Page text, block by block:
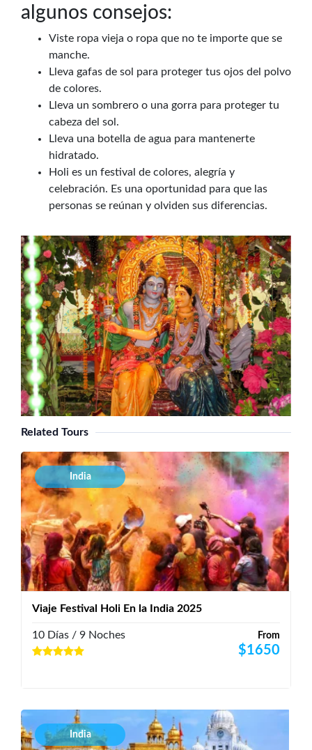
algunos consejos:
Viste ropa vieja o ropa que no te importe que se
manche.
Lleva gafas de sol para proteger tus ojos del polvo
de colores.
Lleva un sombrero o una gorra para proteger tu
cabeza del sol.
Lleva una botella de agua para mantenerte
hidratado.
Holi es un festival de colores, alegría y
celebración. Es una oportunidad para que las
personas se reúnan y olviden sus diferencias.
Related Tours
India
Viaje Festival Holi En la India 2025
From
$1650
10 Días / 9 Noches
India